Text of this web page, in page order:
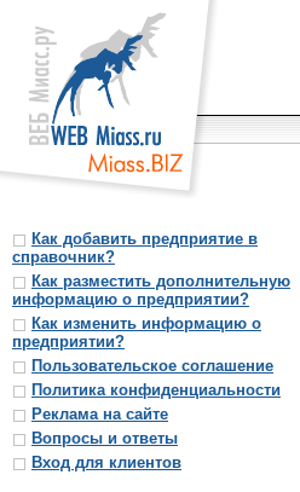
Как добавить предприятие в
справочник?
Как разместить дополнительную
информацию о предприятии?
Как изменить информацию о
предприятии?
Пользовательское соглашение
Политика конфиденциальности
Реклама на сайте
Вопросы и ответы
Вход для клиентов